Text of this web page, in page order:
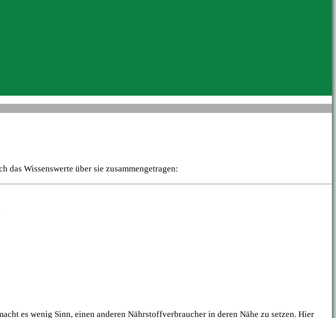
das Wissenswerte über sie zusammengetragen:
es wenig Sinn, einen anderen Nährstoffverbraucher in deren Nähe zu setzen. Hier